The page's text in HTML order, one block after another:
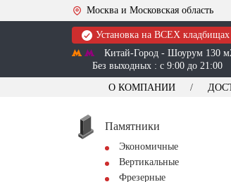
Москва и Московская область
Установка на ВСЕХ кладбищах
Китай-Город - Шоурум 130
Без выходных : с 9:00 до 21:00
О КОМПАНИИ
Памятники
Экономичные
Вертикальные
Фрезерные